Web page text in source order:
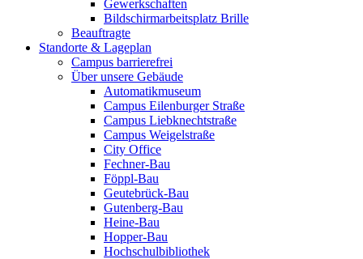
Gewerkschaften
Bildschirmarbeitsplatz Brille
Beauftragte
Standorte & Lageplan
Campus barrierefrei
Über unsere Gebäude
Automatikmuseum
Campus Eilenburger Straße
Campus Liebknechtstraße
Campus Weigelstraße
City Office
Fechner-Bau
Föppl-Bau
Geutebrück-Bau
Gutenberg-Bau
Heine-Bau
Hopper-Bau
Hochschulbibliothek